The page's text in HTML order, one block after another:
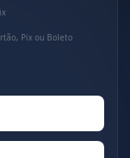
Pix ou Boleto